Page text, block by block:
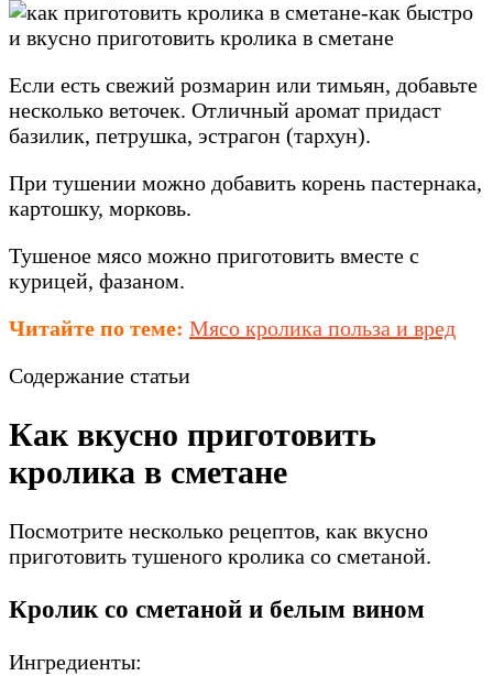
Если есть свежий розмарин или тимьян, добавьте
несколько веточек. Отличный аромат придаст
базилик, петрушка, эстрагон (тархун).
При тушении можно добавить корень пастернака,
картошку, морковь.
Тушеное мясо можно приготовить вместе с
курицей, фазаном.
Читайте по теме: Мясо кролика польза и вред
Содержание статьи
Как вкусно приготовить
кролика в сметане
Посмотрите несколько рецептов, как вкусно
приготовить тушеного кролика со сметаной.
Кролик со сметаной и белым вином
Ингредиенты: